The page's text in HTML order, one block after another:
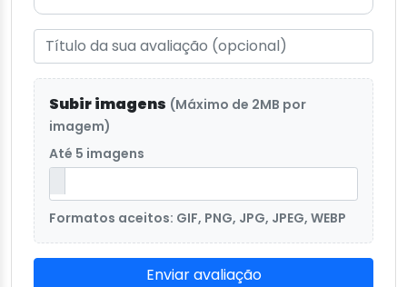
Subir imagens (Máximo de 2MB por
imagem)
Até 5 imagens
Formatos aceitos: GIF, PNG, JPG, JPEG, WEBP
Enviar avaliação